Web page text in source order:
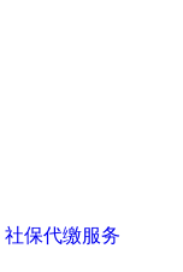
社保代缴服务